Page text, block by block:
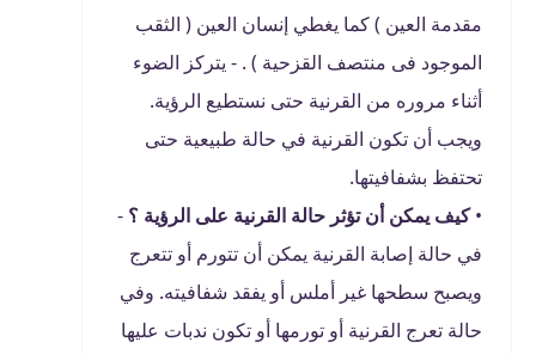
مقدمة العين ) كما يغطي إنسان العين ( الثقب
الموجود فى منتصف القزحية ) . - يتركز الضوء
أثناء مروره من القرنية حتى نستطيع الرؤية.
ويجب أن تكون القرنية في حالة طبيعية حتى
تحتفظ بشفافيتها.
•كيف يمكن أن تؤثر حالة القرنية على الرؤية ؟ -
في حالة إصابة القرنية يمكن أن تتورم أو تتعرج
ويصبح سطحها غير أملس أو يفقد شفافيته. وفي
حالة تعرج القرنية أو تورمها أو تكون ندبات عليها